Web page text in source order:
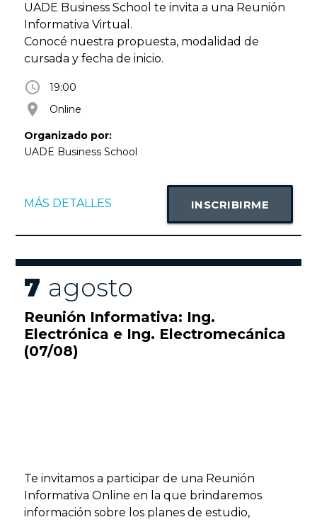
UADE Business School te invita a una Reunión
Informativa Virtual.
Conocé nuestra propuesta, modalidad de
cursada y fecha de inicio.
access_time 19:00
room Online
Organizado por:
UADE Business School
MÁS DETALLES INSCRIBIRME
7 agosto
Reunión Informativa: Ing.
Electrónica e Ing. Electromecánica
(07/08)
Te invitamos a participar de una Reunión
Informativa Online en la que brindaremos
información sobre los planes de estudio,